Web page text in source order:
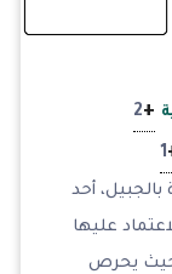
+
2
1
أحد
عليها
حيث يحرص